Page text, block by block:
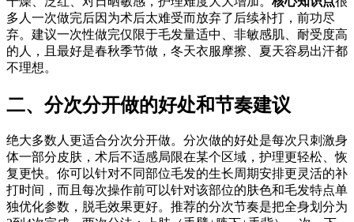
多人一次做完后因为术后太难受而放弃了后续补打，前功尽
弃。建议一次性做完仅限于毛发量适中、非敏感肌、耐受度高
的人，且最好是春秋季节做，冬天衣服摩擦、夏天容易出汗都
不理想。
二、分次分开做的好处和节奏建议
绝大多数人更适合分次分开做。分次做的好处是每次只刺激身
体一部分皮肤，术后不适感局限在某个区域，护理更轻松、恢
复更快。你可以针对不同部位毛发的生长周期安排更灵活的补
打时间，而且每次操作前可以针对该部位的肤色和毛发特点单
独优化参数，脱毛效果更好。推荐的分次节奏是把全身划分为